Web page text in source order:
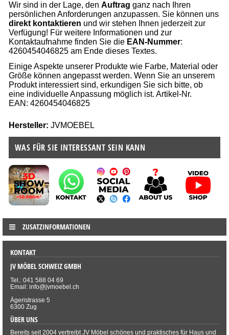
Wir sind in der Lage, den Auftrag ganz nach Ihren
persönlichen Anforderungen anzupassen. Sie können uns
direkt kontaktieren und wir stehen Ihnen jederzeit zur
Verfügung! Für weitere Informationen und zur
Kontaktaufnahme finden Sie die EAN-Nummer:
4260454046825 am Ende dieses Textes.
Einige Aspekte unserer Produkte wie Farbe, Material oder
Größe können angepasst werden. Wenn Sie an unserem
Produkt interessiert sind, erkundigen Sie sich bitte, ob
eine individuelle Anpassung möglich ist. Artikel-Nr.
EAN: 4260454046825
Hersteller: JVMOEBEL
WAS FÜR SIE INTERESSANT SEIN KANN
ZUSATZINFORMATIONEN
KONTAKT
JV MÖBEL SCHWEIZ GMBH
Tel.: 041 588 04 69
Email: info@jvmoebel.ch
Ägeristrasse 5
6300 Zug
ÜBER UNS
Bereits seit 2004 vertreibt JV Möbel schönes und praktisches für Haus und